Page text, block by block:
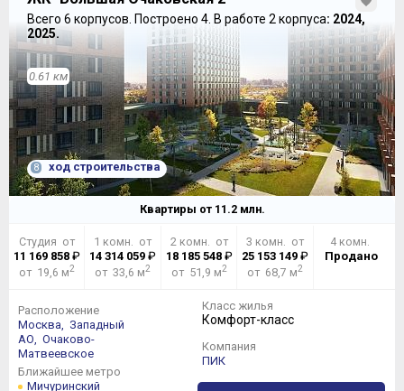
своимЖК «Огни» . Тем не менее, ЖК «Крылья» не
прячет за ними свои козыри, а их у него в борьбе за
кошельки покупателей предостаточно.
Всего 6 корпусов. Построено 4. В работе 2 корпуса: 2024,
2025.
0.61 км
8 ход строительства
Квартиры от 11.2млн.
Студия от
11 169 858₽
от 19,6 м2
1 комн. от
14 314 059 ₽
от 33,6 м2
2 комн. от
18 185 548₽
от 51,9 м2
3 комн. от
25 153 149 ₽
от 68,7 м2
4 комн.
Продано
Расположение
Москва,
Западный
АО,
Очаково-
Матвеевское
Ближайшее метро
Мичуринский
Класс жилья
Комфорт-класс
Компания
ПИК